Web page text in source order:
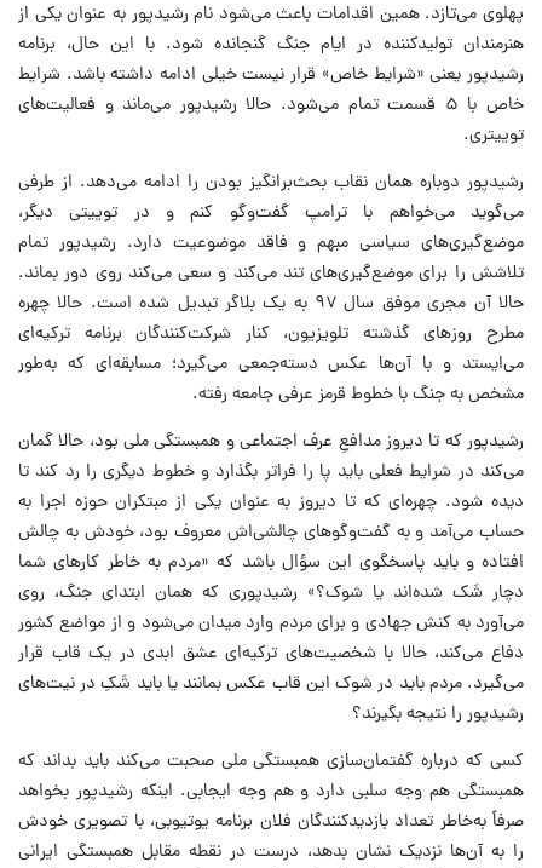
پهلوی می‌تازد. همین اقدامات باعث می‌شود نام رشیدپور به عنوان یکی از
هنرمندان تولیدکننده در ایام جنگ گنجانده شود. با این حال، برنامه
رشیدپور یعنی «شرایط خاص» قرار نیست خیلی ادامه داشته باشد. شرایط
خاص با ۵ قسمت تمام می‌شود. حالا رشیدپور می‌ماند و فعالیت‌های
توییتری.
رشیدپور دوباره همان نقاب بحث‌برانگیز بودن را ادامه می‌دهد. از طرفی
می‌گوید می‌خواهم با ترامپ گفت‌وگو کنم و در توییتی دیگر،
موضع‌گیری‌های سیاسی مبهم و فاقد موضوعیت دارد. رشیدپور تمام
تلاشش را برای موضع‌گیری‌های تند می‌کند و سعی می‌کند روی دور بماند.
حالا آن مجری موفق سال ۹۷ به یک بلاگر تبدیل شده است. حالا چهره
مطرح روزهای گذشته تلویزیون، کنار شرکت‌کنندگان برنامه ترکیه‌ای
می‌ایستد و با آن‌ها عکس دسته‌جمعی می‌گیرد؛ مسابقه‌ای که به‌طور
مشخص به جنگ با خطوط قرمز عرفی جامعه رفته.
رشیدپور که تا دیروز مدافعِ عرف اجتماعی و همبستگی ملی بود، حالا گمان
می‌کند در شرایط فعلی باید پا را فراتر بگذارد و خطوط دیگری را رد کند تا
دیده شود. چهره‌ای که تا دیروز به عنوان یکی از مبتکران حوزه اجرا به
حساب می‌آمد و به گفت‌وگوهای چالشی‌اش معروف بود، خودش به چالش
افتاده و باید پاسخگوی این سؤال باشد که‌ «مردم به خاطر کارهای شما
دچار شَک شده‌اند یا شوک؟» رشیدپوری که همان ابتدای جنگ، روی
می‌آورد به کنش جهادی و برای مردم وارد میدان می‌شود و از مواضع کشور
دفاع می‌کند، حالا با شخصیت‌های ترکیه‌ای عشق ابدی در یک قاب قرار
می‌گیرد. مردم باید در شوک این قاب عکس بمانند یا باید شَکِ در نیت‌های
رشیدپور را نتیجه بگیرند؟
کسی که درباره گفتمان‌سازی همبستگی ملی صحبت می‌کند باید بداند که
همبستگی هم وجه سلبی دارد و هم وجه ایجابی. اینکه رشیدپور بخواهد
صرفاً به‌خاطر تعداد بازدیدکنندگان فلان برنامه یوتیوبی، با تصویری خودش
را به آن‌ها نزدیک نشان بدهد، درست در نقطه مقابل همبستگی ایرانی‌